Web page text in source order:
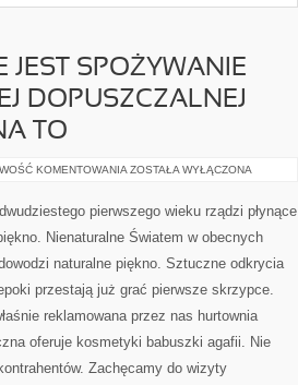
JEST SPOŻYWANIE
DOPUSZCZALNEJ
TO
KOMENTOWANIA W
SPOŻYWANIE
ALKOHOLU
PRZY
DOPUSZCZALNEJ
BEZ
WZGLĘDU
NA
TO
ZOSTAŁA WYŁĄCZONA
pierwszego wieku rządzi płynące
Nienaturalne Światem w obecnych
naturalne piękno. Sztuczne odkrycia
przestają już grać pierwsze skrzypce.
reklamowana przez nas hurtownia
oferuje kosmetyki babuszki agafii. Nie
Zachęcamy do wizyty